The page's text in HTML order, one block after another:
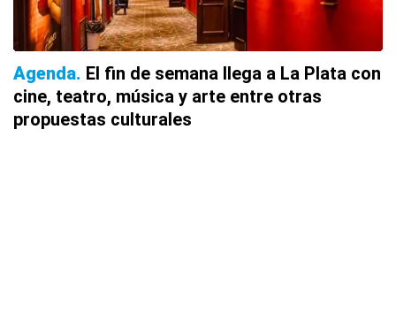
Agenda El fin de semana llega a La Plata con
cine, teatro, música y arte entre otras
propuestas culturales